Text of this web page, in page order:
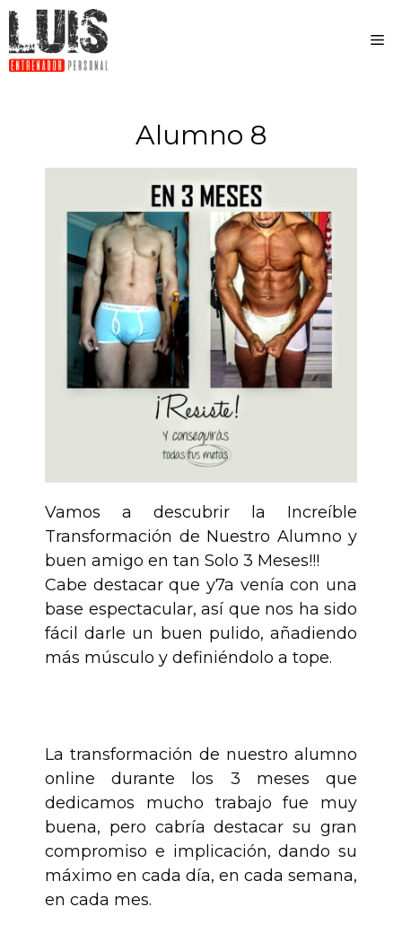
Alumno 8
Vamos a descubrir la Increíble
Transformación de Nuestro Alumno y
buen amigo en tan Solo 3 Meses!!!
Cabe destacar que y7a venía con una
base espectacular, así que nos ha sido
fácil darle un buen pulido, añadiendo
más músculo y definiéndolo a tope.
La transformación de nuestro alumno
online durante los 3 meses que
dedicamos mucho trabajo fue muy
buena, pero cabría destacar su gran
compromiso e implicación, dando su
máximo en cada día, en cada semana,
en cada mes.